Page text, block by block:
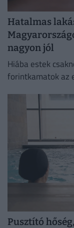
Hatalmas
nagyon jól
Hiába estek
forintkamatok az
Pusztító